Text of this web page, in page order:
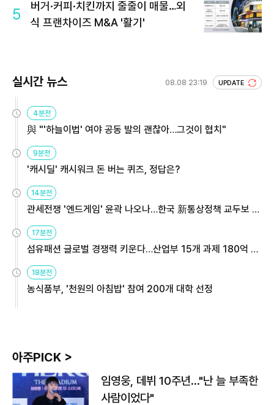
5
버거·커피·치킨까지 줄줄이 매물…외
식 프랜차이즈 M&A '활기'
실시간 뉴스 08.08 23:19 UPDATE
4분전
與 "'하늘이법' 여야 공동 발의 괜찮아…그것이 협치"
9분전
'캐시딜' 캐시워크 돈 버는 퀴즈, 정답은?
14분전
관세전쟁 '엔드게임' 윤곽 나오나…한국 新통상정책 교두보 활
용해야
17분전
섬유패션 글로벌 경쟁력 키운다…산업부 15개 과제 180억 지
원
18분전
농식품부, '천원의 아침밥' 참여 200개 대학 선정
아주PICK >
임영웅, 데뷔 10주년…"난 늘 부족한
사람이었다"